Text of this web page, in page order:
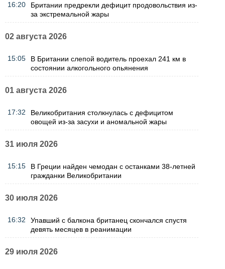
16:20
Британии предрекли дефицит продовольствия из-
за экстремальной жары
02 августа 2026
15:05
В Британии слепой водитель проехал 241 км в
состоянии алкогольного опьянения
01 августа 2026
17:32
Великобритания столкнулась с дефицитом
овощей из-за засухи и аномальной жары
31 июля 2026
15:15
В Греции найден чемодан с останками 38-летней
гражданки Великобритании
30 июля 2026
16:32
Упавший с балкона британец скончался спустя
девять месяцев в реанимации
29 июля 2026